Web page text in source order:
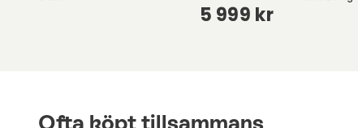
5 999 kr
Ofta köpt tillsammans